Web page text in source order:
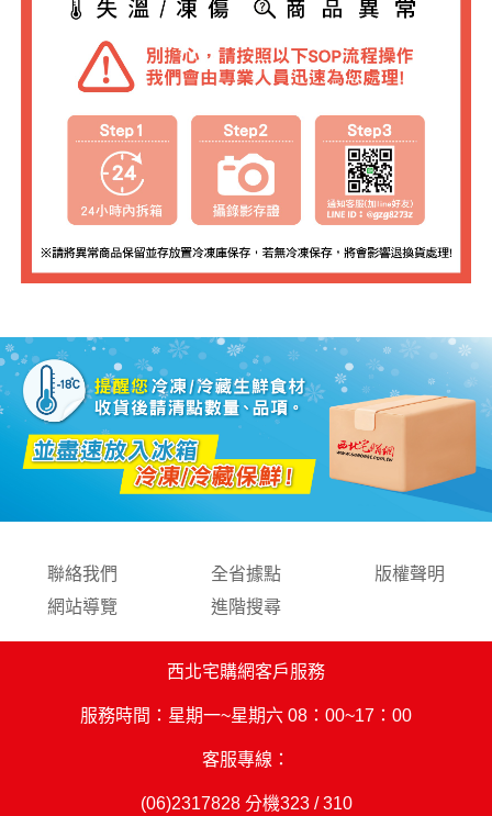
聯絡我們 全省據點
版權聲明
網站導覽
進階搜尋
西北宅購網客戶服務
服務時間：星期一~星期六 08：00~17：00
客服專線：
(06)2317828分機323 / 310